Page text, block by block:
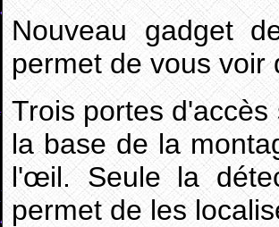
Nouveau gadget
permet de vous voir
Trois portes
la base de la
l'œil. Seule la
permet de les